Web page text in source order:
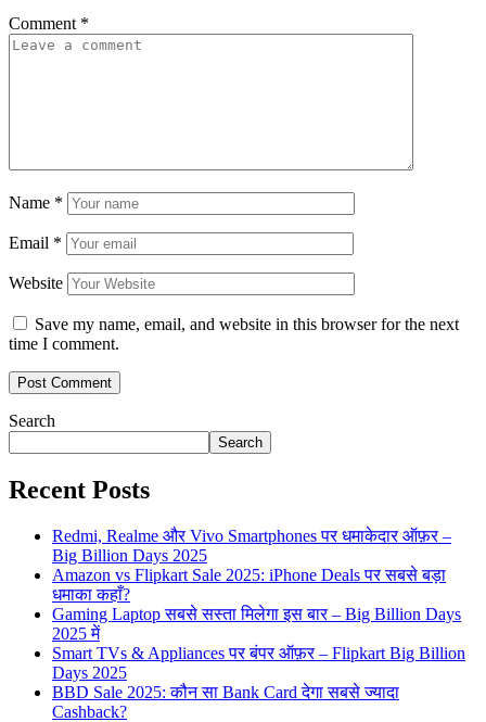
Comment *
Name *
Email *
Website
Save my name, email, and website in this browser for the next
time I comment.
Search
Search
Recent Posts
Redmi, Realme और Vivo Smartphones पर धमाकेदार ऑफ़र –
Big Billion Days 2025
Amazon vs Flipkart Sale 2025: iPhone Deals पर सबसे बड़ा
धमाका कहाँ?
Gaming Laptop सबसे सस्ता मिलेगा इस बार – Big Billion Days
2025 में
Smart TVs & Appliances पर बंपर ऑफ़र – Flipkart Big Billion
Days 2025
BBD Sale 2025: कौन सा Bank Card देगा सबसे ज्यादा
Cashback?